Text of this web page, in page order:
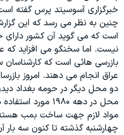
فرهنگ و زندگی
حقوق شهروندی
اقتصادی
علم و فناوری
اسرائیل در جنگ
گالری عکس
آرشیو پخش زنده
مستندها
انتخابات ریاست جمهوری آمریکا ۲۰۲۴
حمله جمهوری اسلامی به اسرائیل
رمز مهسا
ورزش زنان در ایران
اعتراضات زن، زندگی، آزادی
مجموعه مستندهای دادخواهی
تریبونال مردمی آبان ۹۸
دنبال کنید
زبانهای مختلف
خبرگزاری آسوسيتد پرس گفته
چنين به نظر می رسد که اين
است که می گويد آن کشور دارای
نيست. اما سخنگو می افزايد که
بازرسی هائی است که
عراق انجام می دهند. امروز
دو محل ديگر در حومه بغداد
محل در دهه ۱۹۸۰
مواد لازم جهت ساخت بمب هسته
چهارشنبه گذشته تا کنون سه